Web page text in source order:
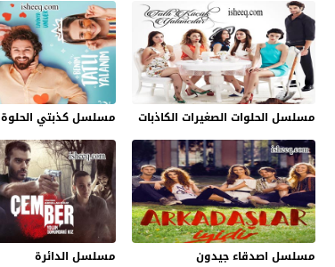
مسلسل الحلوات الصغيرات الكاذبات مسلسل كذبتي الحلوة
مسلسل اصدقاء جيدون مسلسل الدائرة